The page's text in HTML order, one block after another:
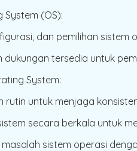
System (OS):
dan pemilihan
dukungan tersedia untuk
System:
rutin untuk menjaga
secara berkala untuk
sistem operasi